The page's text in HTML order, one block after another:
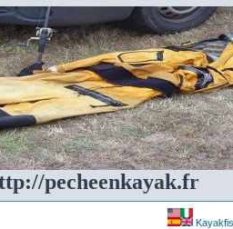
pecheenkayak.fr